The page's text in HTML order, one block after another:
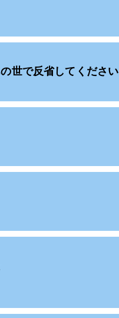
世で反省してください